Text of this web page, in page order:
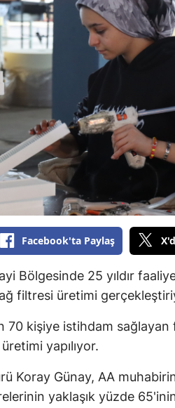
Facebook'ta Paylaş
Bölgesinde 25 yıldır
filtresi üretimi
70 kişiye istihdam sağlayan
yapılıyor.
Koray Günay, AA
yaklaşık yüzde